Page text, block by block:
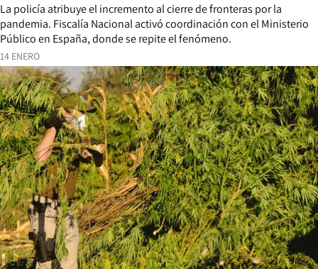
14 ENERO
La policía atribuye el incremento al cierre de fronteras por la
pandemia. Fiscalía Nacional activó coordinación con el Ministerio
Público en España, donde se repite el fenómeno.